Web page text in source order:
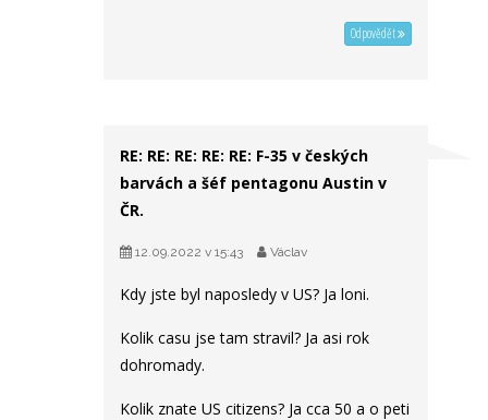
Odpovědět
RE: RE: RE: RE: RE: F-35 v českých
barvách a šéf pentagonu Austin v
ČR.
12.09.2022 v 15:43 Václav
Kdy jste byl naposledy v US? Ja loni.
Kolik casu jse tam stravil? Ja asi rok
dohromady.
Kolik znate US citizens? Ja cca 50 a o peti